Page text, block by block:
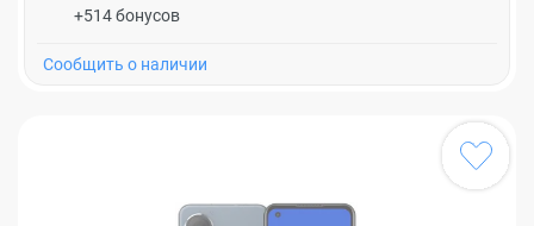
+514 бонусов
Cообщить о наличии